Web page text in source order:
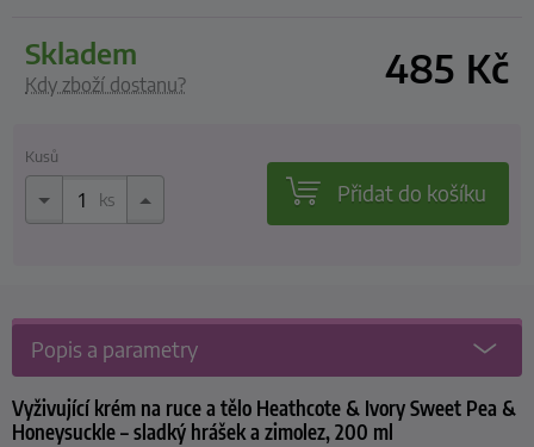
skladem
Kdy zboží dostanu? 485 Kč
Kusů
ks Přidat do košíku
Popis a parametry
Vyživující krém na ruce a tělo Heathcote & Ivory Sweet Pea &
Honeysuckle – sladký hrášek a zimolez, 200 ml